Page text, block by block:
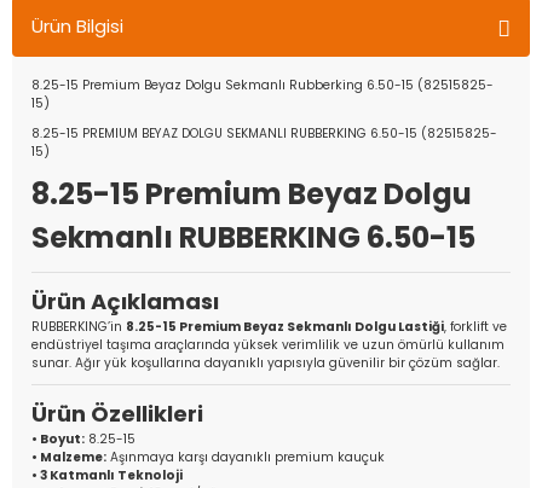
adresinize teslim edilir.
Ürün Bilgisi
8.25-15 Premium Beyaz Dolgu Sekmanlı Rubberking 6.50-15 (82515825-
15)
8.25-15 PREMIUM BEYAZ DOLGU SEKMANLI RUBBERKING 6.50-15 (82515825-
15)
8.25-15 Premium Beyaz Dolgu
Sekmanlı RUBBERKING 6.50-15
Ürün Açıklaması
RUBBERKING’in 8.25-15 Premium Beyaz Sekmanlı Dolgu Lastiği, forklift ve
endüstriyel taşıma araçlarında yüksek verimlilik ve uzun ömürlü kullanım
sunar. Ağır yük koşullarına dayanıklı yapısıyla güvenilir bir çözüm sağlar.
Ürün Özellikleri
• Boyut: 8.25-15
• Malzeme: Aşınmaya karşı dayanıklı premium kauçuk
• 3 Katmanlı Teknoloji